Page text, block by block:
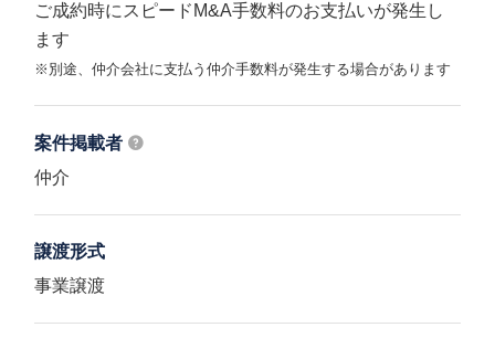
ご成約時にスピードM&A手数料のお支払いが発生し
ます
※別途、仲介会社に支払う仲介手数料が発生する場合があります
案件掲載者
仲介
譲渡形式
事業譲渡